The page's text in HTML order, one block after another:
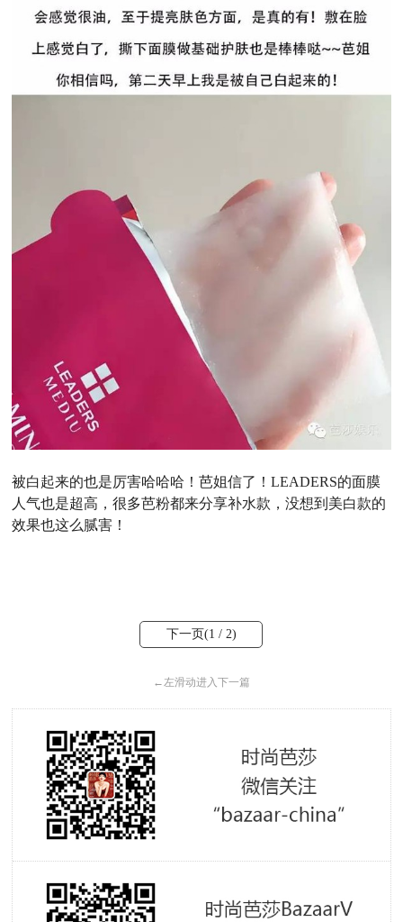
被白起来的也是厉害哈哈哈！芭姐信了！LEADERS的面膜
人气也是超高，很多芭粉都来分享补水款，没想到美白款的
效果也这么腻害！
下一页(1 / 2)
←左滑动进入下一篇